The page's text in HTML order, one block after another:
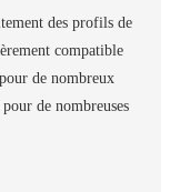
des profils de
compatible
de nombreux
de nombreuses